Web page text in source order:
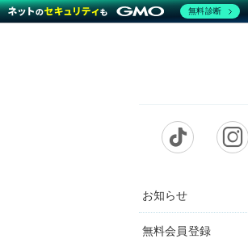
お知らせ
無料会員登録
無料診断